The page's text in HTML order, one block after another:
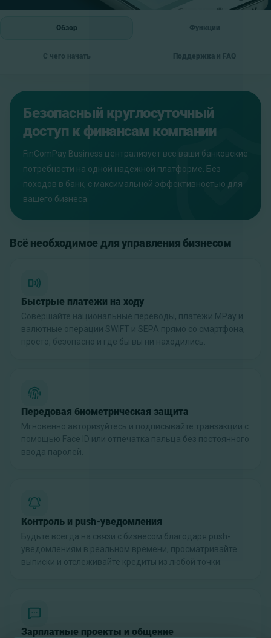
Обзор Функции
С чего начать Поддержка и FAQ
Безопасный круглосуточный
доступ к финансам компании
FinComPay Business централизует все ваши банковские
потребности на одной надежной платформе. Без
походов в банк, с максимальной эффективностью для
вашего бизнеса.
Всё необходимое для управления бизнесом
Быстрые платежи на ходу
Совершайте национальные переводы, платежи MPay и
валютные операции SWIFT и SEPA прямо со смартфона,
просто, безопасно и где бы вы ни находились.
Передовая биометрическая защита
Мгновенно авторизуйтесь и подписывайте транзакции с
помощью Face ID или отпечатка пальца без постоянного
ввода паролей.
Контроль и push-уведомления
Будьте всегда на связи с бизнесом благодаря push-
уведомлениям в реальном времени, просматривайте
выписки и отслеживайте кредиты из любой точки.
Зарплатные проекты и общение